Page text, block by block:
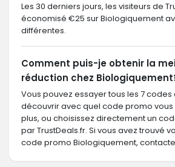
Les 30 derniers jours, les visiteurs de
économisé €25 sur Biologiquement
différentes.
Comment puis-je obtenir la
réduction chez
Vous pouvez essayer tous les 7
découvrir avec quel code promo
plus, ou choisissez directement un
par TrustDeals.fr. Si vous avez trouvé
code promo Biologiquement,